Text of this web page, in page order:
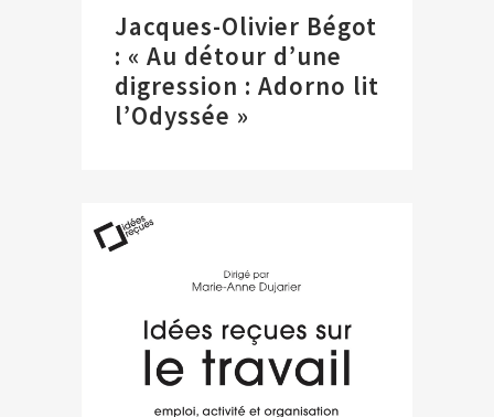
Jacques-Olivier Bégot
: « Au détour d’une
digression : Adorno lit
l’Odyssée »